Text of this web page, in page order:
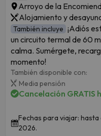
Arroyo de la
Alojamiento y
También incluye ¡Adiós
un circuito termal de 60
calma. Sumérgete,
momento!
También disponible con:
Media pensión
Cancelación
Fechas para viajar: hasta
2026.